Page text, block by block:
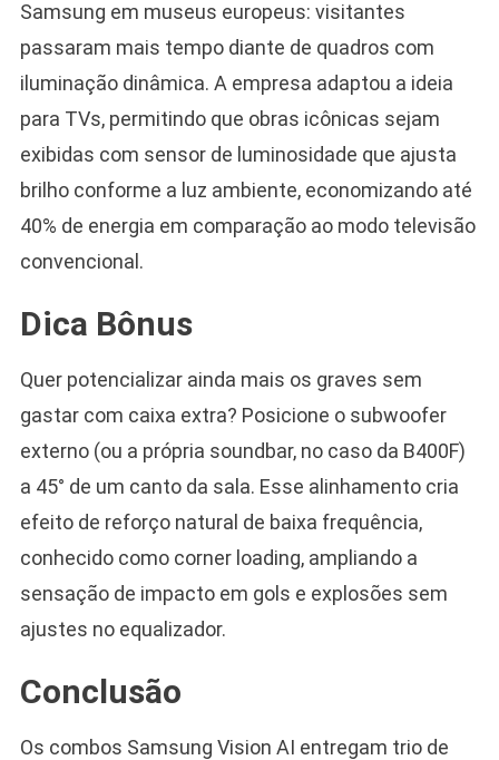
Samsung em museus europeus: visitantes
passaram mais tempo diante de quadros com
iluminação dinâmica. A empresa adaptou a ideia
para TVs, permitindo que obras icônicas sejam
exibidas com sensor de luminosidade que ajusta
brilho conforme a luz ambiente, economizando até
40% de energia em comparação ao modo televisão
convencional.
Dica Bônus
Quer potencializar ainda mais os graves sem
gastar com caixa extra? Posicione o subwoofer
externo (ou a própria soundbar, no caso da B400F)
a 45° de um canto da sala. Esse alinhamento cria
efeito de reforço natural de baixa frequência,
conhecido como corner loading, ampliando a
sensação de impacto em gols e explosões sem
ajustes no equalizador.
Conclusão
Os combos Samsung Vision AI entregam trio de